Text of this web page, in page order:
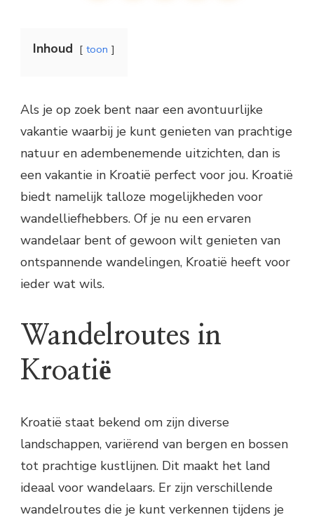
Inhoud toon
Als je op zoek bent naar een avontuurlijke
vakantie waarbij je kunt genieten van prachtige
natuur en adembenemende uitzichten, dan is
een vakantie in Kroatië perfect voor jou. Kroatië
biedt namelijk talloze mogelijkheden voor
wandelliefhebbers. Of je nu een ervaren
wandelaar bent of gewoon wilt genieten van
ontspannende wandelingen, Kroatië heeft voor
ieder wat wils.
Wandelroutes in
Kroatië
Kroatië staat bekend om zijn diverse
landschappen, variërend van bergen en bossen
tot prachtige kustlijnen. Dit maakt het land
ideaal voor wandelaars. Er zijn verschillende
wandelroutes die je kunt verkennen tijdens je